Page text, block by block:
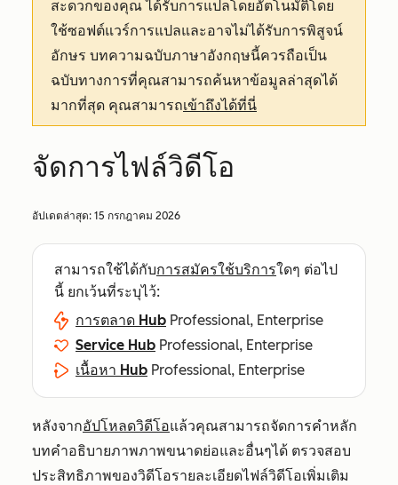
สะดวกของคุณได้รับการแปลโดยอัตโนมัติโดย
ใช้ซอฟต์แวร์การแปลและอาจไม่ได้รับการพิสูจน์
อักษร บทความฉบับภาษาอังกฤษนี้ควรถือเป็น
ฉบับทางการที่คุณสามารถค้นหาข้อมูลล่าสุดได้
มากที่สุด คุณสามารถเข้าถึงได้ที่นี่
จัดการไฟล์วิดีโอ
อัปเดตล่าสุด: 15 กรกฎาคม 2026
สามารถใช้ได้กับการสมัครใช้บริการใดๆ ต่อไป
นี้ ยกเว้นที่ระบุไว้:
การตลาด Hub Professional, Enterprise
Service Hub Professional, Enterprise
เนื้อหา Hub Professional, Enterprise
หลังจากอัปโหลดวิดีโอแล้วคุณสามารถจัดการคำหลัก
บทคำอธิบายภาพภาพขนาดย่อและอื่นๆได้ ตรวจสอบ
ประสิทธิภาพของวิดีโอรายละเอียดไฟล์วิดีโอเพิ่มเติม